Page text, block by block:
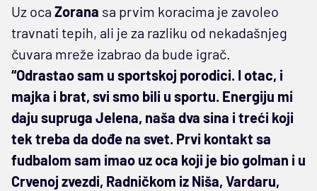
Uz oca Zorana sa prvim koracima je zavoleo
travnati tepih, ali je za razliku od nekadašnjeg
čuvara mreže izabrao da bude igrač.
“Odrastao sam u sportskoj porodici. I otac, i
majka i brat, svi smo bili u sportu. Energiju mi
daju supruga Jelena, naša dva sina i treći koji
tek treba da dođe na svet. Prvi kontakt sa
fudbalom sam imao uz oca koji je bio golman i u
Crvenoj zvezdi, Radničkom iz Niša, Vardaru,